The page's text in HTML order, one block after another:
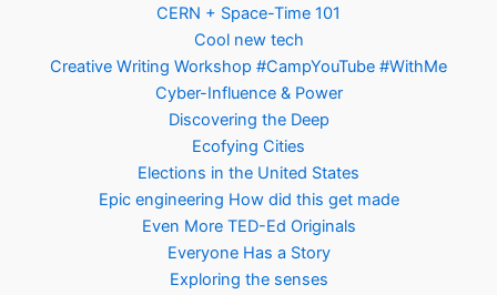
CERN + Space-Time 101
Cool new tech
Creative Writing Workshop #CampYouTube #WithMe
Cyber-Influence & Power
Discovering the Deep
Ecofying Cities
Elections in the United States
Epic engineering How did this get made
Even More TED-Ed Originals
Everyone Has a Story
Exploring the senses